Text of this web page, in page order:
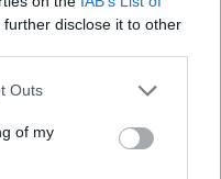
further disclose it to other
Outs
of my
της Χρ.
και στον Ηλία